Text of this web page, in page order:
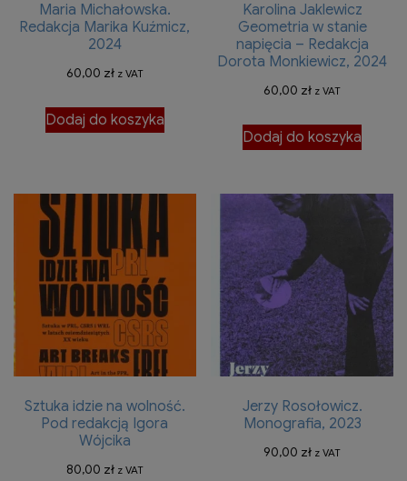
Maria Michałowska.
Redakcja Marika Kuźmicz,
2024
60,00 zł z VAT
Dodaj do koszyka
Karolina Jaklewicz
Geometria w stanie
napięcia – Redakcja
Dorota Monkiewicz, 2024
60,00 zł z VAT
Dodaj do koszyka
Sztuka idzie na wolność.
Pod redakcją Igora
Wójcika
80,00 zł z VAT
Jerzy Rosołowicz.
Monografia, 2023
90,00 zł z VAT